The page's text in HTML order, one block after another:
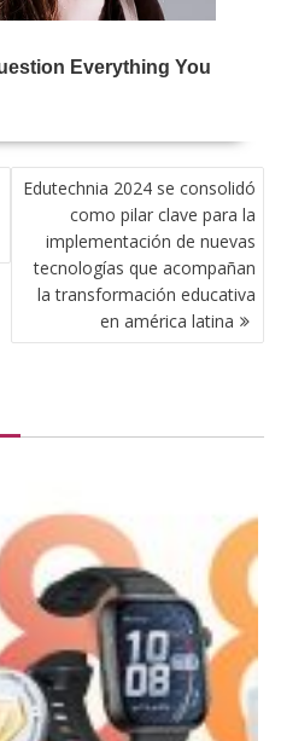
Edutechnia 2024 se consolidó
como pilar clave para la
implementación de nuevas
tecnologías que acompañan
la transformación educativa
en américa latina